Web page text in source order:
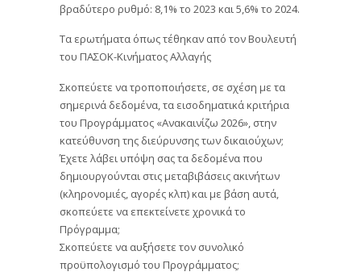
βραδύτερο ρυθμό: 8,1% το 2023 και 5,6% το 2024.
Τα ερωτήματα όπως τέθηκαν από τον Βουλευτή
του ΠΑΣΟΚ-Κινήματος Αλλαγής
Σκοπεύετε να τροποποιήσετε, σε σχέση με τα
σημερινά δεδομένα, τα εισοδηματικά κριτήρια
του Προγράμματος «Ανακαινίζω 2026», στην
κατεύθυνση της διεύρυνσης των δικαιούχων;
Έχετε λάβει υπόψη σας τα δεδομένα που
δημιουργούνται στις μεταβιβάσεις ακινήτων
(κληρονομιές, αγορές κλπ) και με βάση αυτά,
σκοπεύετε να επεκτείνετε χρονικά το
Πρόγραμμα;
Σκοπεύετε να αυξήσετε τον συνολικό
προϋπολογισμό του Προγράμματος;